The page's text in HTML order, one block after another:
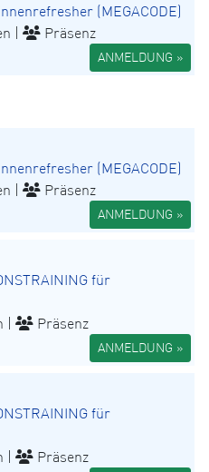
(MEGACODE)
| Präsenz
ANMELDUNG »
(MEGACODE)
| Präsenz
ANMELDUNG »
für
| Präsenz
ANMELDUNG »
für
| Präsenz